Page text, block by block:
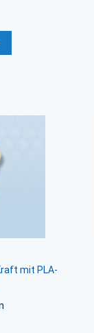
mit PLA-